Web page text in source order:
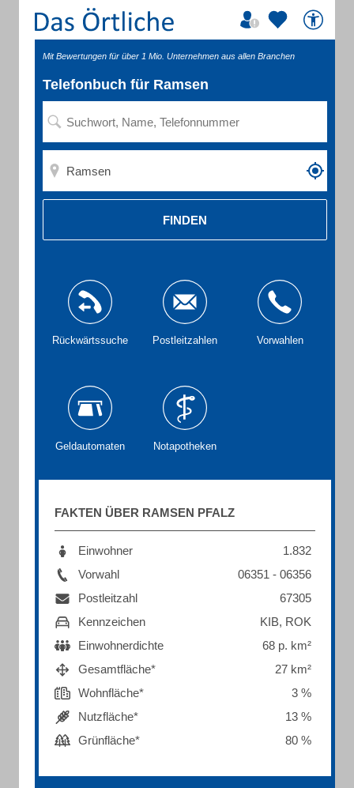
Mit Bewertungen für über 1 Mio. Unternehmen aus allen Branchen
Telefonbuch für Ramsen
FINDEN
Rückwärtssuche Postleitzahlen Vorwahlen
Geldautomaten Notapotheken
FAKTEN ÜBER RAMSEN PFALZ
Einwohner
1.832
Vorwahl
06351 - 06356
Postleitzahl
67305
Kennzeichen
KIB, ROK
Einwohnerdichte
68 p. km²
Gesamtfläche*
27 km²
Wohnfläche*
3 %
Nutzfläche*
13 %
Grünfläche*
80 %